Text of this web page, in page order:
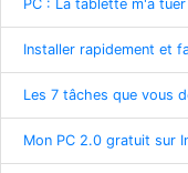
PC : La tablette m'a tuer
Installer rapidement et
Les 7 tâches que vous
Mon PC 2.0 gratuit sur